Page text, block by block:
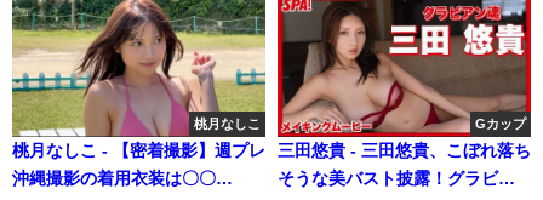
桃月なしこ
桃月なしこ - 【密着撮影】週プレ
沖縄撮影の着用衣装は〇〇
Gカップ
三田悠貴 - 三田悠貴、こぼれ落ち
そうな美バスト披露！グラビア